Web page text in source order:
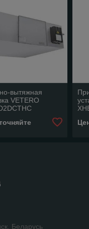
вытяжная
VETERO
Беларусь